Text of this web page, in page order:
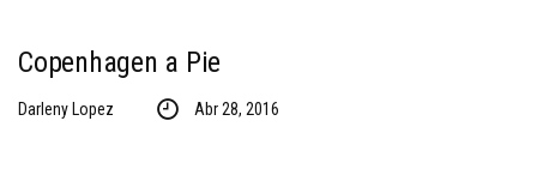
Copenhagen a Pie
Darleny Lopez Abr 28, 2016